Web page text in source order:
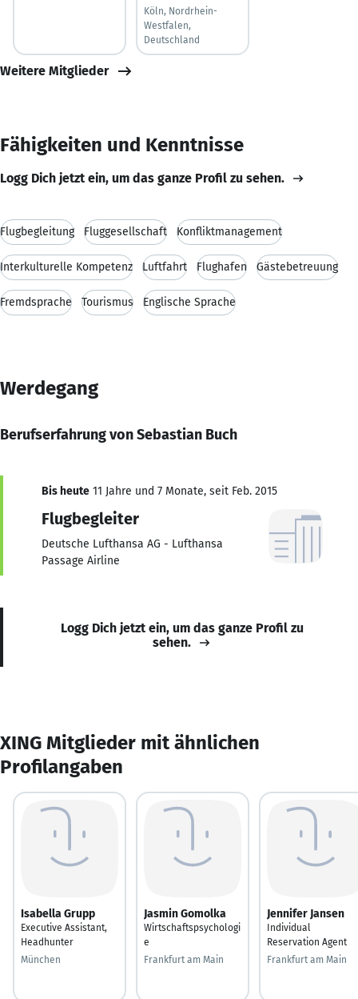
Köln, Nordrhein-
Westfalen,
Deutschland
Weitere Mitglieder
Fähigkeiten und Kenntnisse
Logg Dich jetzt ein, um das ganze Profil zu sehen.
Flugbegleitung Fluggesellschaft Konfliktmanagement
Interkulturelle Kompetenz Luftfahrt Flughafen Gästebetreuung
Fremdsprache Tourismus Englische Sprache
Werdegang
Berufserfahrung von Sebastian Buch
Bis heute 11 Jahre und 7 Monate, seit Feb. 2015
Flugbegleiter
Deutsche Lufthansa AG - Lufthansa
Passage Airline
Logg Dich jetzt ein, um das ganze Profil zu
sehen.
XING Mitglieder mit ähnlichen
Profilangaben
Isabella Grupp
Executive Assistant,
Headhunter
München
Jasmin Gomolka
Wirtschaftspsychologi
e
Frankfurt am Main
Jennifer Jansen
Individual
Reservation Agent
Frankfurt am Main